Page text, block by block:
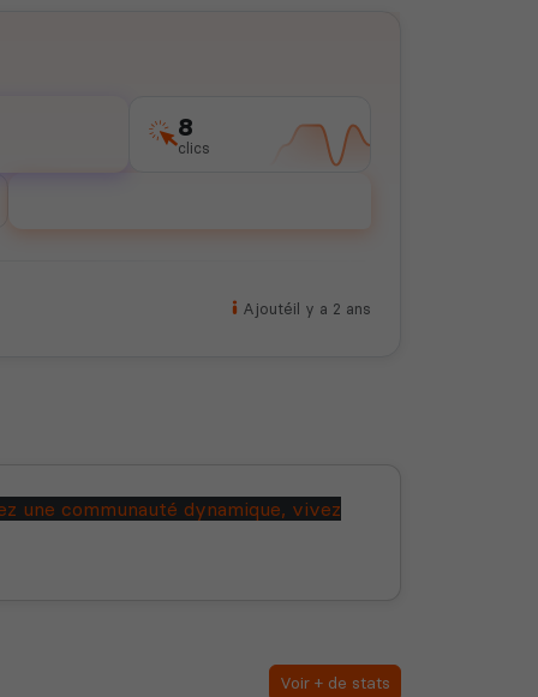
8
clics
Ajoutéil y a 2 ans
une communauté dynamique, vivez
Voir + de stats